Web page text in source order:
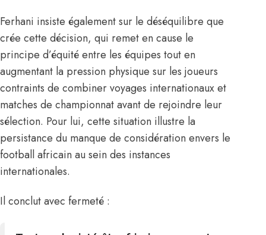
Ferhani insiste également sur le déséquilibre que
crée cette décision, qui remet en cause le
principe d’équité entre les équipes tout en
augmentant la pression physique sur les joueurs
contraints de combiner voyages internationaux et
matches de championnat avant de rejoindre leur
sélection. Pour lui, cette situation illustre la
persistance du manque de considération envers le
football africain au sein des instances
internationales.
Il conclut avec fermeté :